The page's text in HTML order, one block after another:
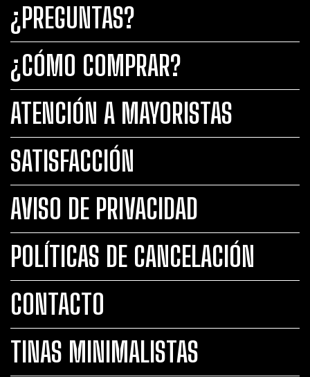
¿PREGUNTAS?
¿CÓMO COMPRAR?
ATENCIÓN A MAYORISTAS
SATISFACCIÓN
AVISO DE PRIVACIDAD
POLÍTICAS DE CANCELACIÓN
CONTACTO
TINAS MINIMALISTAS